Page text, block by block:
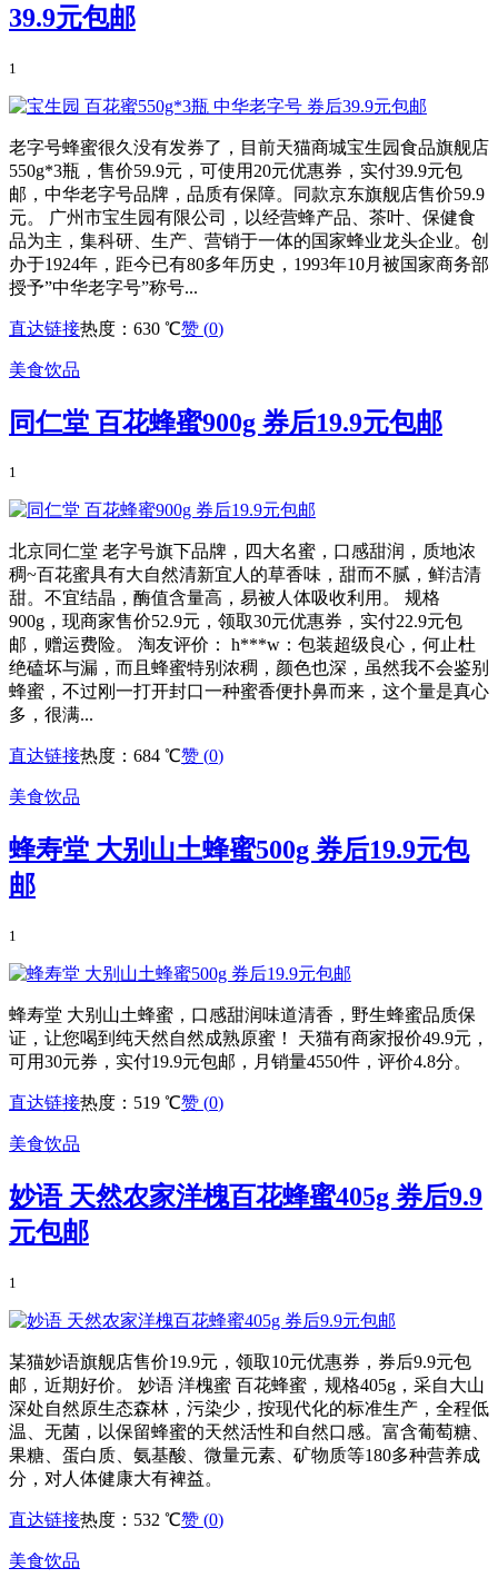
39.9元包邮
1
老字号蜂蜜很久没有发券了，目前天猫商城宝生园食品旗舰店
550g*3瓶，售价59.9元，可使用20元优惠券，实付39.9元包
邮，中华老字号品牌，品质有保障。同款京东旗舰店售价59.9
元。 广州市宝生园有限公司，以经营蜂产品、茶叶、保健食
品为主，集科研、生产、营销于一体的国家蜂业龙头企业。创
办于1924年，距今已有80多年历史，1993年10月被国家商务部
授予”中华老字号”称号...
直达链接热度：630 ℃赞 (0)
美食饮品
同仁堂 百花蜂蜜900g 券后19.9元包邮
1
北京同仁堂 老字号旗下品牌，四大名蜜，口感甜润，质地浓
稠~百花蜜具有大自然清新宜人的草香味，甜而不腻，鲜洁清
甜。不宜结晶，酶值含量高，易被人体吸收利用。 规格
900g，现商家售价52.9元，领取30元优惠券，实付22.9元包
邮，赠运费险。 淘友评价： h***w：包装超级良心，何止杜
绝磕坏与漏，而且蜂蜜特别浓稠，颜色也深，虽然我不会鉴别
蜂蜜，不过刚一打开封口一种蜜香便扑鼻而来，这个量是真心
多，很满...
直达链接热度：684 ℃赞 (0)
美食饮品
蜂寿堂 大别山土蜂蜜500g 券后19.9元包
邮
1
蜂寿堂 大别山土蜂蜜，口感甜润味道清香，野生蜂蜜品质保
证，让您喝到纯天然自然成熟原蜜！ 天猫有商家报价49.9元，
可用30元券，实付19.9元包邮，月销量4550件，评价4.8分。
直达链接热度：519 ℃赞 (0)
美食饮品
妙语 天然农家洋槐百花蜂蜜405g 券后9.9
元包邮
1
某猫妙语旗舰店售价19.9元，领取10元优惠券，券后9.9元包
邮，近期好价。 妙语 洋槐蜜 百花蜂蜜，规格405g，采自大山
深处自然原生态森林，污染少，按现代化的标准生产，全程低
温、无菌，以保留蜂蜜的天然活性和自然口感。富含葡萄糖、
果糖、蛋白质、氨基酸、微量元素、矿物质等180多种营养成
分，对人体健康大有裨益。
直达链接热度：532 ℃赞 (0)
美食饮品